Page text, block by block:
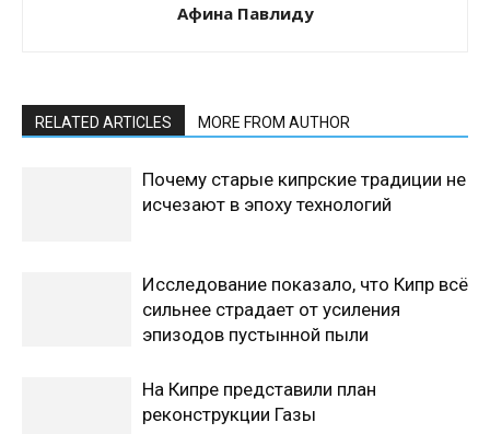
Афина Павлиду
RELATED ARTICLES MORE FROM AUTHOR
Почему старые кипрские традиции не
исчезают в эпоху технологий
Исследование показало, что Кипр всё
сильнее страдает от усиления
эпизодов пустынной пыли
На Кипре представили план
реконструкции Газы